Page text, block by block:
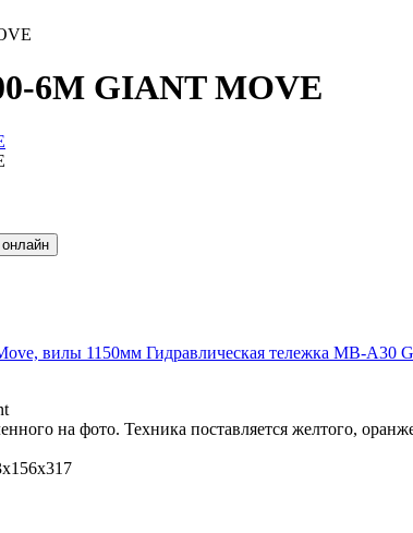
6M GIANT MOVE
онлайн
Гидравлическая тележка MB-A30
на фото. Техника поставляется желтого,